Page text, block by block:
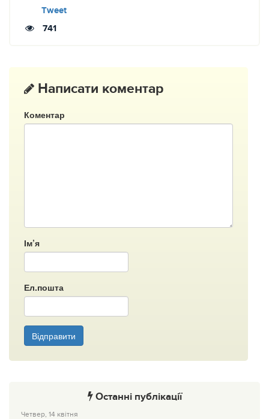
Tweet
741
Написати коментар
Коментар
Ім’я
Ел.пошта
Відправити
Останні публікації
Четвер, 14 квітня